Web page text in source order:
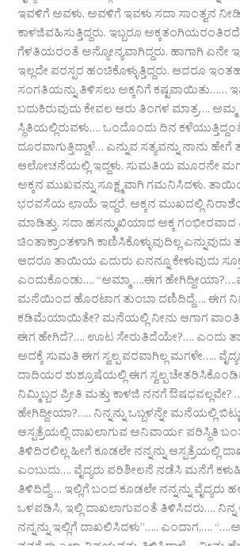
ಇವಳಿಗೆ ಅವಳು, ಅವಳಿಗೆ ಇವಳು ಸದಾ ಸಾಂತ್ವನ
ಕಾಳಜಿವಹಿಸುತ್ತಿದ್ದರು. ಇಬ್ಬರೂ
ಗೆಳತಿಯರಂತೆ ಅನ್ಯೋನ್ಯವಾಗಿದ್ದರು. ಹಾಗಾಗಿ ಏನೇ
ಇಲ್ಲದೇ ಪರಸ್ಪರ ಹಂಚಿಕೊಳ್ಳುತ್ತಿದ್ದರು. ಆದರೂ
ಸಂಗತಿಯನ್ನು ತಿಳಿಸಲು ಅಕ್ಕನಿಗೆ ಕಷ್ಟವಾಯಿತು……
ಬದುಕಿರುವುದು ಕೇವಲ ಆರು ತಿಂಗಳ ಮಾತ್ರ….
ಸ್ಥಿತಿಯಲ್ಲಿರುವಳು…. ಒಂದೊಂದು ದಿನ
ದೂರವಾಗುತ್ತಿದ್ದಾಳೆ… ಎನ್ನುವ ಸತ್ಯವನ್ನು ನಾನು
ಆಲೋಚನೆಯಲ್ಲಿ ಇದ್ದಳು. ಸುಮತಿಯ ಮೂರನೇ
ಅಕ್ಕನ ಮುಖವನ್ನು ಸೂಕ್ಷ್ಮವಾಗಿ ಗಮನಿಸಿದಳು.
ಭರವಸೆಯ ಛಾಯೆ ಇದ್ದರೆ, ಅಕ್ಕನ ಮುಖದಲ್ಲಿ
ಮಾಡಿತ್ತು. ಸದಾ ಹಸನ್ಮುಖಿಯಾದ ಅಕ್ಕ
ಚಿಂತಾಕ್ರಾಂತಳಾಗಿ ಕಾಣಿಸಿಕೊಳ್ಳುವುದಿಲ್ಲ ಎನ್ನುವುದು
ಆದರೂ ತಾಯಿಯ ಎದುರು ಏನನ್ನೂ ಕೇಳುವುದು
ಎಂದುಕೊಂಡು…. “ಅಮ್ಮಾ ….ಈಗ
ಮನೆಯಿಂದ ಹೊರಟಾಗ ತುಂಬಾ ದಣಿದಿದ್ದೆ…. ಈಗ
ಕಡಿಮೆಯಾಯಿತೇ? ಮನೆಯಲ್ಲಿ ನೀನು ಆಗಾಗ ವಾಂತಿ
ಈಗ ಹೇಗಿದೆ?…. ಊಟ ಸೇರುತಿದೆಯೇ?…. ಎಂದು
ಅದಕ್ಕೆ ಸುಮತಿ ಈಗ ಸ್ವಲ್ಪ ಪರವಾಗಿಲ್ಲ ಮಗಳೇ…..
ದಾದಿಯರ ಶುಶ್ರೂಷೆಯಲ್ಲಿ ಈಗ ಸ್ವಲ್ಪ
ನಿಮ್ಮಿಬ್ಬರ ಪ್ರೀತಿ ಮತ್ತು ಕಾಳಜಿ ನನಗೆ
ಹೇಗಿದ್ದೀಯಾ?….. ನಿನ್ನನ್ನು ಒಬ್ಬಳನ್ನೇ ಮನೆಯಲ್ಲಿ
ಆಸ್ಪತ್ರೆಯಲ್ಲಿ ದಾಖಲಾಗುವ ಅನಿವಾರ್ಯ ಪರಿಸ್ಥಿತಿ
ತಿಳಿದಿರಲಿಲ್ಲ ಹೀಗೆ ಕೂಡಲೇ ನನ್ನನ್ನು ಆಸ್ಪತ್ರೆಯಲ್ಲಿ
ಎಂಬುದು…. ವೈದ್ಯರು ಪರಿಶೀಲನೆ ನಡೆಸಿ ಮನೆಗೆ
ತಿಳಿದಿದ್ದೆ…. ಇಲ್ಲಿಗೆ ಬಂದ ಕೂಡಲೇ ನನ್ನನ್ನು ವೈದ್ಯರು
ಒಳಪಡಿಸಿ, ಇಲ್ಲಿ ದಾಖಲಾಗುವಂತೆ ತಿಳಿಸಿದರು…. ನಿನ್ನ
ನನ್ನನ್ನು ಇಲ್ಲಿಗೆ ದಾಖಲಿಸಿದಳು”….. ಎಂದಾಗ,….